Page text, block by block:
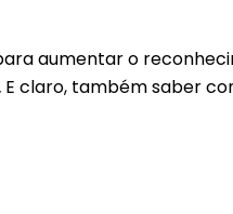
aumentar o
E claro, também saber